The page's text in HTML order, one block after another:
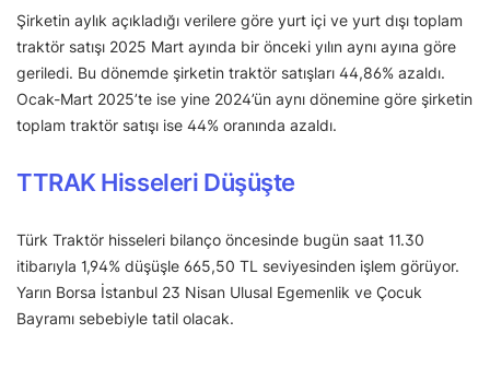
Şirketin aylık açıkladığı verilere göre yurt içi ve yurt dışı toplam
traktör satışı 2025 Mart ayında bir önceki yılın aynı ayına göre
geriledi. Bu dönemde şirketin traktör satışları 44,86% azaldı.
Ocak-Mart 2025’te ise yine 2024’ün aynı dönemine göre şirketin
toplam traktör satışı ise 44% oranında azaldı.
TTRAK Hisseleri Düşüşte
Türk Traktör hisseleri bilanço öncesinde bugün saat 11.30
itibarıyla 1,94% düşüşle 665,50 TL seviyesinden işlem görüyor.
Yarın Borsa İstanbul 23 Nisan Ulusal Egemenlik ve Çocuk
Bayramı sebebiyle tatil olacak.